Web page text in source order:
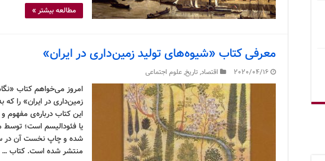
مطالعه بیشتر »
معرفی کتاب «شیوه‌های تولید زمین‌داری در ایران»
2020/04/16 اقتصاد, تاریخ,علوم اجتماعی
امروز می‌خواهم کتاب
زمین‌داری در ایران» را که
این کتاب درباره‌ی مفهوم
یا فئودالیسم است؛
منتشر شده است. کتاب …